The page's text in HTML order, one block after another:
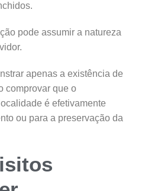
pode assumir a natureza
apenas a existência de
comprovar que o
é efetivamente
ou para a preservação da